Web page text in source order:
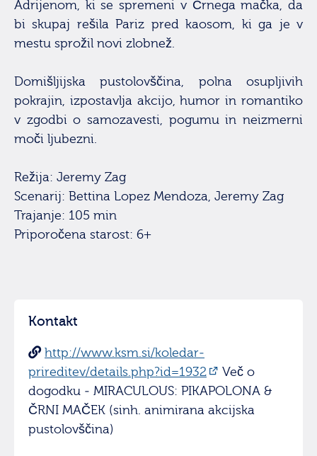
Adrijenom, ki se spremeni v Črnega mačka, da
bi skupaj rešila Pariz pred kaosom, ki ga je v
mestu sprožil novi zlobnež.
Domišljijska pustolovščina, polna osupljivih
pokrajin, izpostavlja akcijo, humor in romantiko
v zgodbi o samozavesti, pogumu in neizmerni
moči ljubezni.
Režija: Jeremy Zag
Scenarij: Bettina Lopez Mendoza, Jeremy Zag
Trajanje: 105 min
Priporočena starost: 6+
Kontakt
http://www.ksm.si/koledar-
prireditev/details.php?id=1932
Več o
dogodku - MIRACULOUS: PIKAPOLONA &
ČRNI MAČEK (sinh. animirana akcijska
pustolovščina)